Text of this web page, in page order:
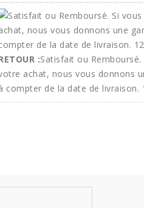
:Satisfait ou
achat, nous vous donnons
compter de la date de livraison.